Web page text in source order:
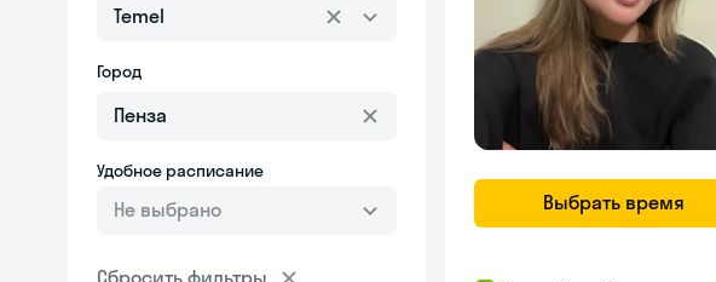
Temel
Город
Удобное расписание
Не выбрано
Сбросить фильтры
Выбрать время